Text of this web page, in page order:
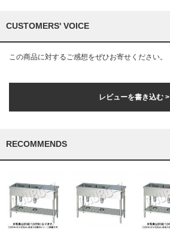
CUSTOMERS' VOICE
この商品に対するご感想をぜひお寄せください。
レビューを書き込む >
RECOMMENDS